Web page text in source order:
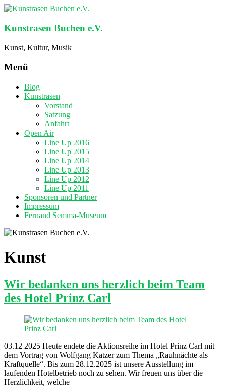
Kunstrasen Buchen e.V.
Kunst, Kultur, Musik
Menü
Blog
Kunstrasen
Vorstand
Satzung
Anfahrt
Open Air
Line Up 2016
Line Up 2015
Line Up 2014
Line Up 2013
Line Up 2012
Line Up 2011
Sponsoren und Partner
Impressum
Fernand Semma-Museum
Kunst
Wir bedanken uns herzlich beim Team
des Hotel Prinz Carl
03.12 2025 Heute endete die Aktionsreihe im Hotel Prinz Carl mit
dem Vortrag von Wolfgang Katzer zum Thema „Rauhnächte als
Kraftquelle“. Bis zum 28.12.2025 ist unsere Ausstellung im
laufenden Hotelbetrieb noch zu sehen. Wir freuen uns über die
Herzlichkeit, welche